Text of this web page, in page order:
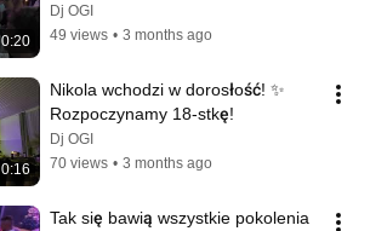
0:20
Dj OGI
49 views • 3 months ago
0:16
Nikola wchodzi w dorosłość! ✨
Rozpoczynamy 18-stkę!
Dj OGI
70 views • 3 months ago
Tak się bawią wszystkie pokolenia